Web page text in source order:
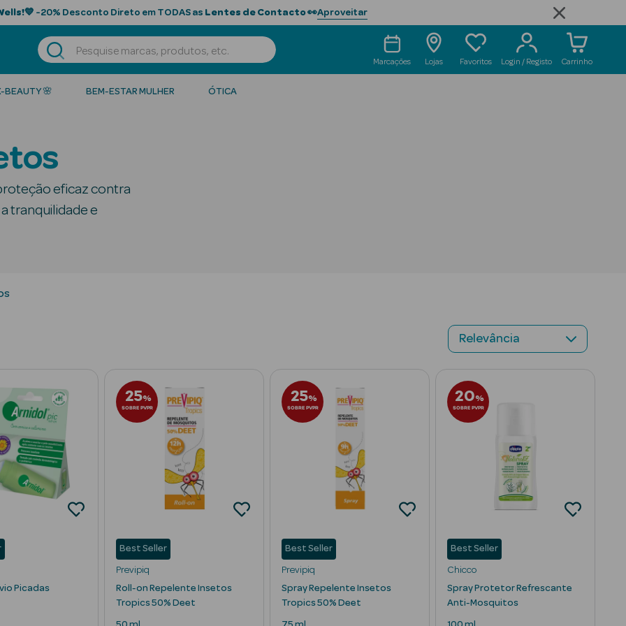
💙 -20% Desconto Direto em TODAS as Lentes de Contacto👀Aproveitar
Marcações Lojas Favoritos Login / Registo Carrinho
BEAUTY 🌸 BEM-ESTAR MULHER ÓTICA
eficaz contra
tranquilidade e
Picadas
25%
SOBRE PVPR
Best Seller
Previpiq
Roll-on Repelente Insetos
Tropics 50% Deet
25%
SOBRE PVPR
Best Seller
Previpiq
Spray Repelente Insetos
Tropics 50% Deet
20%
SOBRE PVPR
Best Seller
Chicco
Spray Protetor Refrescante
Anti-Mosquitos